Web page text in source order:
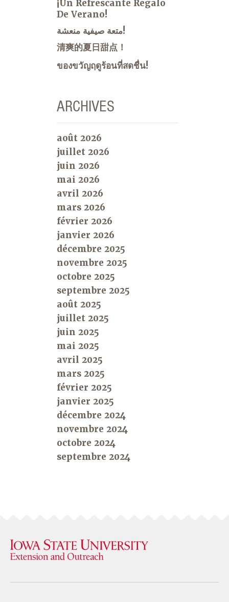
¡Un Refrescante Regalo
De Verano!
متعة صيفية منعشة!
清爽的夏日甜点！
ของขวัญฤดูร้อนที่สดชื่น!
ARCHIVES
août 2026
juillet 2026
juin 2026
mai 2026
avril 2026
mars 2026
février 2026
janvier 2026
décembre 2025
novembre 2025
octobre 2025
septembre 2025
août 2025
juillet 2025
juin 2025
mai 2025
avril 2025
mars 2025
février 2025
janvier 2025
décembre 2024
novembre 2024
octobre 2024
septembre 2024